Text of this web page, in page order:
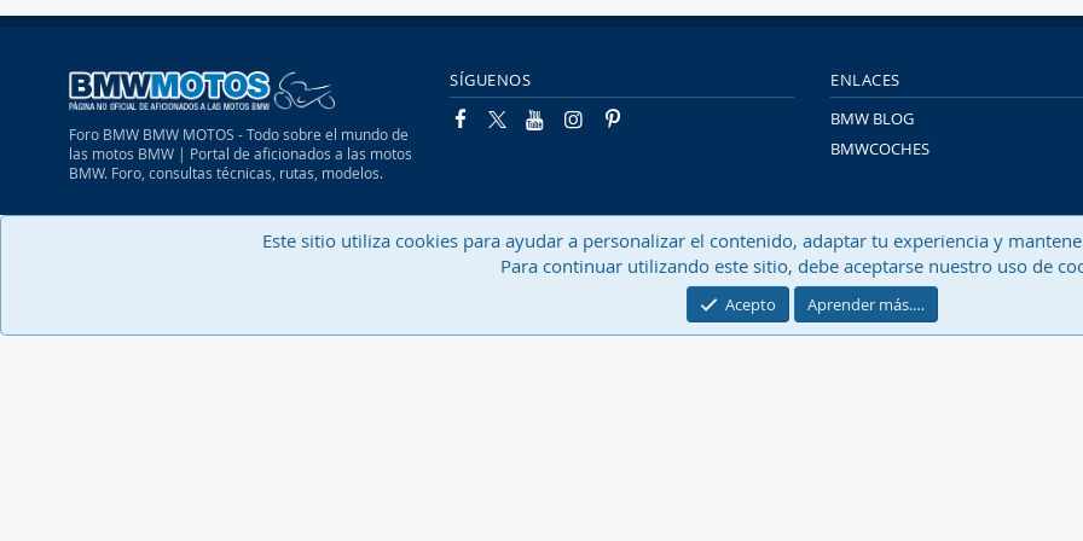
Foro BMW BMW MOTOS - Todo sobre el mundo de
las motos BMW | Portal de aficionados a las motos
BMW. Foro, consultas técnicas, rutas, modelos.
SÍGUENOS
ENLACES
BMW BLOG
BMWCOCHES
Community platform by XenForo ® © 2010-2026 XenForo Ltd.
Traducido por
XenFacil.com . © 2010-2019
Este sitio utiliza cookies para ayudar a personalizar el contenido, adaptar tu experiencia y
Para continuar utilizando este sitio, debe aceptarse nuestro uso de
Acepto Aprender más.…